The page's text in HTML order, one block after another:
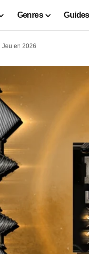
Genres
Jeu en 2026